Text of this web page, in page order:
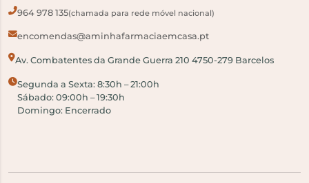
964 978 135(chamada para rede móvel nacional)
encomendas@aminhafarmaciaemcasa.pt
Av. Combatentes da Grande Guerra 210 4750-279 Barcelos
Segunda a Sexta: 8:30h – 21:00h
Sábado: 09:00h – 19:30h
Domingo: Encerrado